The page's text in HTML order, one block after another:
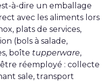
à-dire un emballage
avec les aliments lors
plats de services,
(bols à salade,
boîte tupperware,
réemployé : collecte
sale, transport